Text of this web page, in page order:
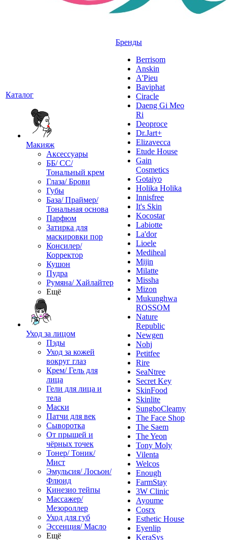
Каталог
Макияж
Аксессуары
ББ/ СС/
Тональный крем
Глаза/ Брови
Губы
База/ Праймер/
Тональная основа
Парфюм
Затирка для
маскировки пор
Консилер/
Корректор
Кушон
Пудра
Румяна/ Хайлайтер
Ещё
Уход за лицом
Пэды
Уход за кожей
вокруг глаз
Крем/ Гель для
лица
Гели для лица и
тела
Маски
Патчи для век
Сыворотка
От прыщей и
чёрных точек
Тонер/ Тоник/
Мист
Эмульсия/ Лосьон/
Флюид
Кинезио тейпы
Массажер/
Мезороллер
Уход для губ
Эссенция/ Масло
Ещё
Бренды
Berrisom
Anskin
A'Pieu
Baviphat
Ciracle
Daeng Gi Meo
Ri
Deoproce
Dr.Jart+
Elizavecca
Etude House
Gain
Cosmetics
Gotaiyo
Holika Holika
Innisfree
It's Skin
Kocostar
Labiotte
La'dor
Lioele
Mediheal
Mijin
Milatte
Missha
Mizon
Mukunghwa
ROSSOM
Nature
Republic
Newgen
Nohj
Petitfee
Rire
SeaNtree
Secret Key
SkinFood
Skinlite
SungboCleamy
The Face Shop
The Saem
The Yeon
Tony Moly
Vilenta
Welcos
Enough
FarmStay
3W Clinic
Ayoume
Cosrx
Esthetic House
Eyenlip
KeraSys